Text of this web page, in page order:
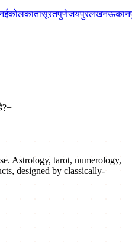
कोलकातासूरतपुणेजयपुरलखनऊ
+
Astrology, tarot, numerology,
designed by classically-